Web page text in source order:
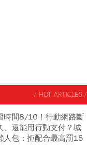
/ HOT ARTICLES /
時間8/10！行動網路斷
、還能用行動支付？城
人包：拒配合最高罰15